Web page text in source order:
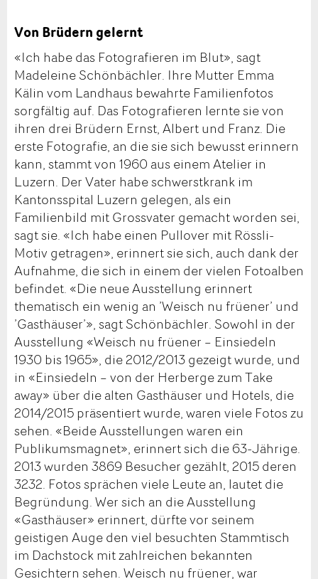
Von Brüdern gelernt
«Ich habe das Fotografieren im Blut», sagt
Madeleine Schönbächler. Ihre Mutter Emma
Kälin vom Landhaus bewahrte Familienfotos
sorgfältig auf. Das Fotografieren lernte sie von
ihren drei Brüdern Ernst, Albert und Franz. Die
erste Fotografie, an die sie sich bewusst erinnern
kann, stammt von 1960 aus einem Atelier in
Luzern. Der Vater habe schwerstkrank im
Kantonsspital Luzern gelegen, als ein
Familienbild mit Grossvater gemacht worden sei,
sagt sie. «Ich habe einen Pullover mit Rössli-
Motiv getragen», erinnert sie sich, auch dank der
Aufnahme, die sich in einem der vielen Fotoalben
befindet. «Die neue Ausstellung erinnert
thematisch ein wenig an ’Weisch nu früener’ und
’Gasthäuser’», sagt Schönbächler. Sowohl in der
Ausstellung «Weisch nu früener – Einsiedeln
1930 bis 1965», die 2012/2013 gezeigt wurde, und
in «Einsiedeln – von der Herberge zum Take
away» über die alten Gasthäuser und Hotels, die
2014/2015 präsentiert wurde, waren viele Fotos zu
sehen. «Beide Ausstellungen waren ein
Publikumsmagnet», erinnert sich die 63-Jährige.
2013 wurden 3869 Besucher gezählt, 2015 deren
3232. Fotos sprächen viele Leute an, lautet die
Begründung. Wer sich an die Ausstellung
«Gasthäuser» erinnert, dürfte vor seinem
geistigen Auge den viel besuchten Stammtisch
im Dachstock mit zahlreichen bekannten
Gesichtern sehen. Weisch nu früener, war